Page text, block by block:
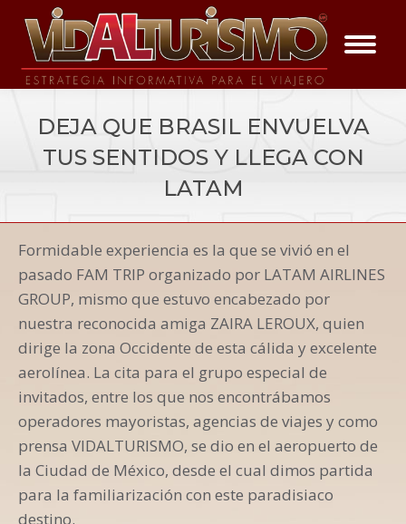
DEJA QUE BRASIL ENVUELVA
TUS SENTIDOS Y LLEGA CON
LATAM
Vida a la Noticia
Formidable experiencia es la que se vivió en el
pasado FAM TRIP organizado por LATAM AIRLINES
GROUP, mismo que estuvo encabezado por
nuestra reconocida amiga ZAIRA LEROUX, quien
dirige la zona Occidente de esta cálida y excelente
aerolínea. La cita para el grupo especial de
invitados, entre los que nos encontrábamos
operadores mayoristas, agencias de viajes y como
prensa VIDALTURISMO, se dio en el aeropuerto de
la Ciudad de México, desde el cual dimos partida
para la familiarización con este paradisiaco
destino.